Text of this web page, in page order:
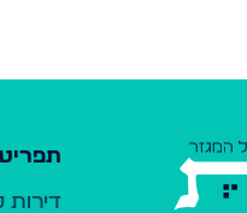
דירות